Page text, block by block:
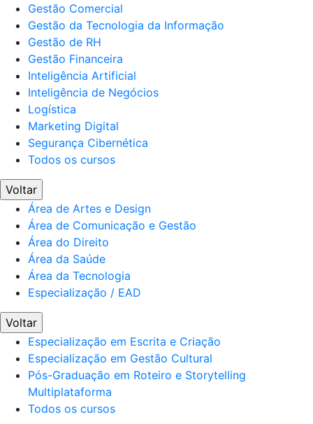
Gestão Comercial
Gestão da Tecnologia da Informação
Gestão de RH
Gestão Financeira
Inteligência Artificial
Inteligência de Negócios
Logística
Marketing Digital
Segurança Cibernética
Todos os cursos
Voltar
Área de Artes e Design
Área de Comunicação e Gestão
Área do Direito
Área da Saúde
Área da Tecnologia
Especialização / EAD
Voltar
Especialização em Escrita e Criação
Especialização em Gestão Cultural
Pós-Graduação em Roteiro e Storytelling
Multiplataforma
Todos os cursos